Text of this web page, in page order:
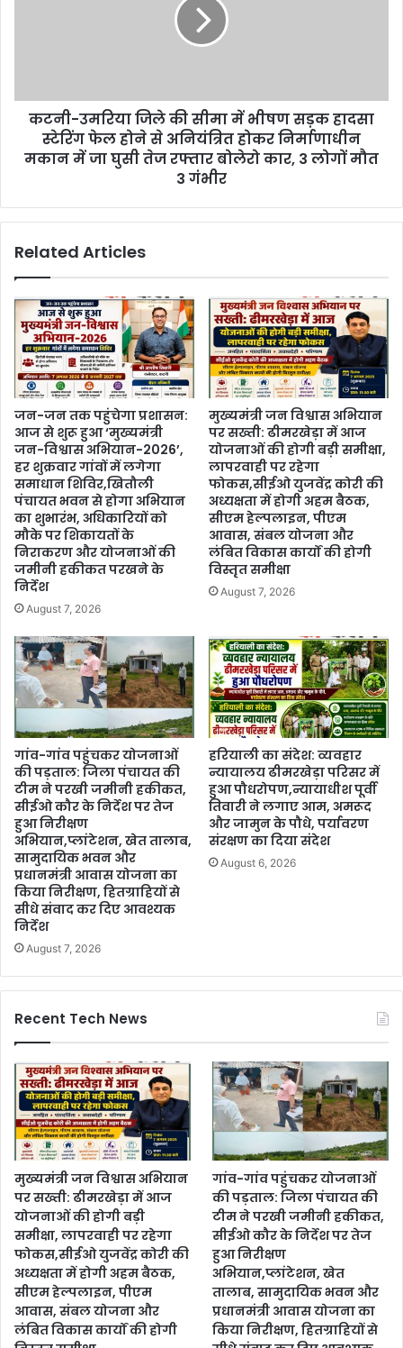
कटनी-उमरिया जिले की सीमा में भीषण सड़क हादसा
स्टेरिंग फेल होने से अनियंत्रित होकर निर्माणाधीन
मकान में जा घुसी तेज रफ्तार बोलेरो कार, 3 लोगों मौत
3 गंभीर
Related Articles
जन-जन तक पहुंचेगा प्रशासन:
आज से शुरू हुआ ‘मुख्यमंत्री
जन-विश्वास अभियान-2026’,
हर शुक्रवार गांवों में लगेगा
समाधान शिविर,खितौली
पंचायत भवन से होगा अभियान
का शुभारंभ, अधिकारियों को
मौके पर शिकायतों के
निराकरण और योजनाओं की
जमीनी हकीकत परखने के
निर्देश
August 7, 2026
मुख्यमंत्री जन विश्वास अभियान
पर सख्ती: ढीमरखेड़ा में आज
योजनाओं की होगी बड़ी समीक्षा,
लापरवाही पर रहेगा
फोकस,सीईओ युजवेंद्र कोरी की
अध्यक्षता में होगी अहम बैठक,
सीएम हेल्पलाइन, पीएम
आवास, संबल योजना और
लंबित विकास कार्यों की होगी
विस्तृत समीक्षा
August 7, 2026
गांव-गांव पहुंचकर योजनाओं
की पड़ताल: जिला पंचायत की
टीम ने परखी जमीनी हकीकत,
सीईओ कौर के निर्देश पर तेज
हुआ निरीक्षण
अभियान,प्लांटेशन, खेत तालाब,
सामुदायिक भवन और
प्रधानमंत्री आवास योजना का
किया निरीक्षण, हितग्राहियों से
सीधे संवाद कर दिए आवश्यक
निर्देश
August 7, 2026
हरियाली का संदेश: व्यवहार
न्यायालय ढीमरखेड़ा परिसर में
हुआ पौधरोपण,न्यायाधीश पूर्वी
तिवारी ने लगाए आम, अमरूद
और जामुन के पौधे, पर्यावरण
संरक्षण का दिया संदेश
August 6, 2026
Recent Tech News
मुख्यमंत्री जन विश्वास अभियान
पर सख्ती: ढीमरखेड़ा में आज
योजनाओं की होगी बड़ी
समीक्षा, लापरवाही पर रहेगा
फोकस,सीईओ युजवेंद्र कोरी की
अध्यक्षता में होगी अहम बैठक,
सीएम हेल्पलाइन, पीएम
आवास, संबल योजना और
लंबित विकास कार्यों की होगी
गांव-गांव पहुंचकर योजनाओं
की पड़ताल: जिला पंचायत की
टीम ने परखी जमीनी हकीकत,
सीईओ कौर के निर्देश पर तेज
हुआ निरीक्षण
अभियान,प्लांटेशन, खेत
तालाब, सामुदायिक भवन और
प्रधानमंत्री आवास योजना का
किया निरीक्षण, हितग्राहियों से